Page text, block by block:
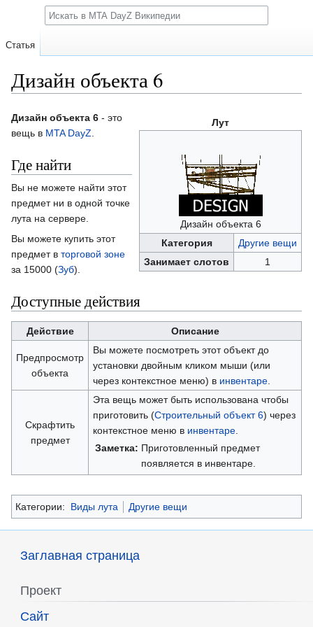
Дизайн объекта 6
Перейти
Перейти
Лут
Дизайн объекта 6
Категория
Другие вещи
Занимает слотов
1
Дизайн объекта 6 - это
вещь в MTA DayZ.
Где найти
Вы не можете найти этот
предмет ни в одной точке
лута на сервере.
Вы можете купить этот
предмет в торговой зоне
за 15000 (Зуб).
Доступные действия
Действие Описание
Предпросмотр
объекта
Вы можете посмотреть этот объект до
установки двойным кликом мыши (или
через контекстное меню) в инвентаре.
Скрафтить
предмет
Эта вещь может быть использована чтобы
приготовить (Строительный объект 6) через
контекстное меню в инвентаре.
Заметка: Приготовленный предмет
появляется в инвентаре.
Категории: Виды лута Другие вещи
Статья
Заглавная страница
Проект
Сайт